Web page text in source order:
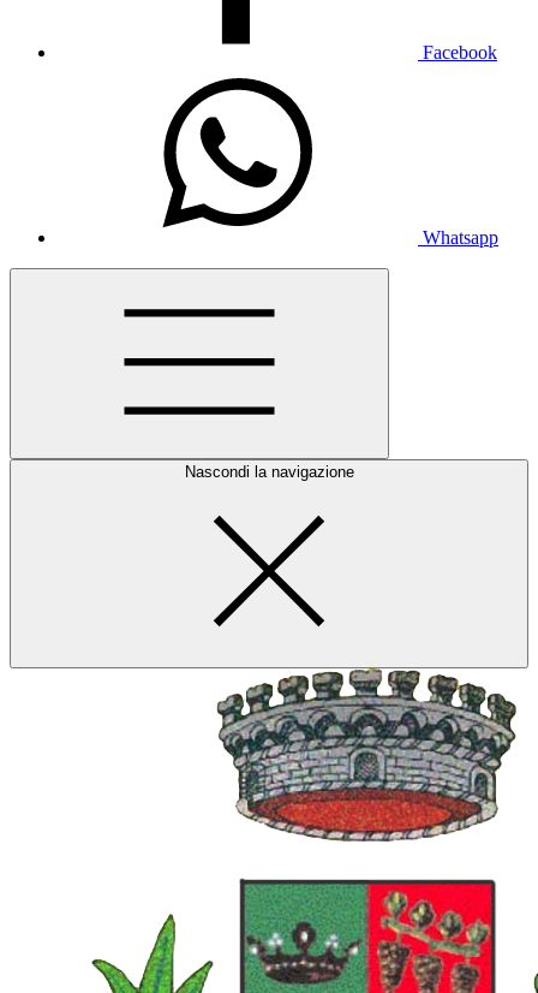
Facebook
Whatsapp
Nascondi la navigazione